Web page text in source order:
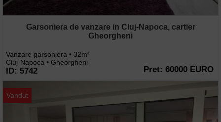
Garsoniera de vanzare in Cluj-Napoca, cartier
Gheorgheni
Vanzare garsoniera • 32m2
Cluj-Napoca • Gheorgheni
ID: 5742 Pret: 60000 EURO
Vandut